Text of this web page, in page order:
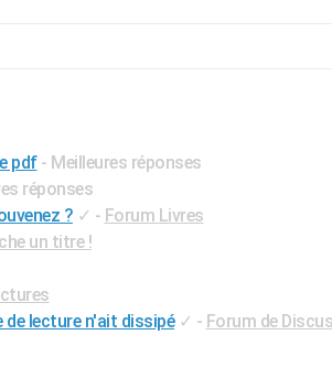
pdf - Meilleures réponses
réponses
? ✓ - Forum Livres
un titre !
de lecture n'ait dissipé ✓ - Forum de